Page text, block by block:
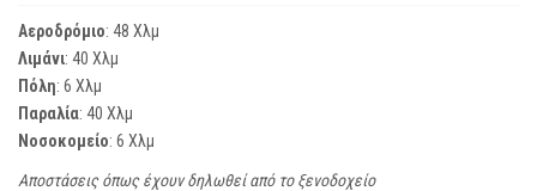
Αεροδρόμιο: 48 Χλμ
Λιμάνι: 40 Χλμ
Πόλη: 6 Χλμ
Παραλία: 40 Χλμ
Νοσοκομείο: 6 Χλμ
Αποστάσεις όπως έχουν δηλωθεί από το ξενοδοχείο